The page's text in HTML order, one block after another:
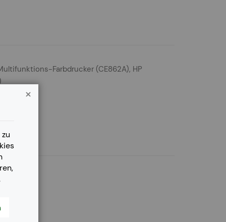
Farbdrucker (CE862A), HP